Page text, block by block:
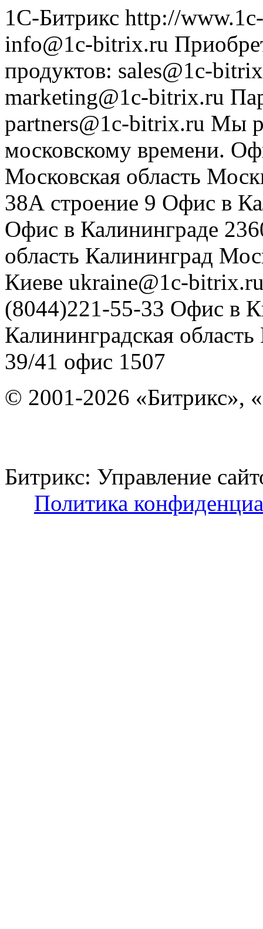
1С-Битрикс http://
info@1c-bitrix.ru
продуктов: sales@1c-
marketing@1c-bitrix.ru
partners@1c-bitrix.ru Мы
московскому времени.
Московская область
38А строение 9 Офис в
Офис в Калининграде
область Калининград
Киеве ukraine@1c-
(8044)221-55-33 Офис в
Калининградская область
39/41 офис 1507
© 2001-2026 «Битрикс»,
Битрикс: Управление
Политика